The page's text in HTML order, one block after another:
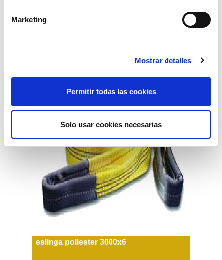
Marketing
Mostrar detalles
Permitir todas las cookies
Solo usar cookies necesarias
tensor de cadena 08-10mm
eslinga poliester 3000x6